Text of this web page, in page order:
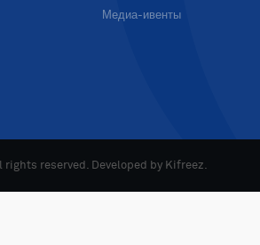
Медиа-ивенты
rights reserved. Developed by Kifreez.